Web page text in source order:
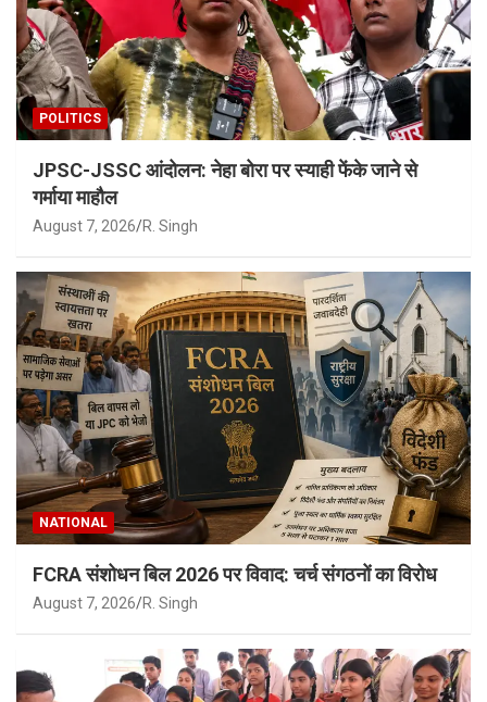
POLITICS
JPSC-JSSC आंदोलन: नेहा बोरा पर स्याही फेंके जाने से
गर्माया माहौल
August 7, 2026 R. Singh
NATIONAL
FCRA संशोधन बिल 2026 पर विवाद: चर्च संगठनों का विरोध
August 7, 2026 R. Singh